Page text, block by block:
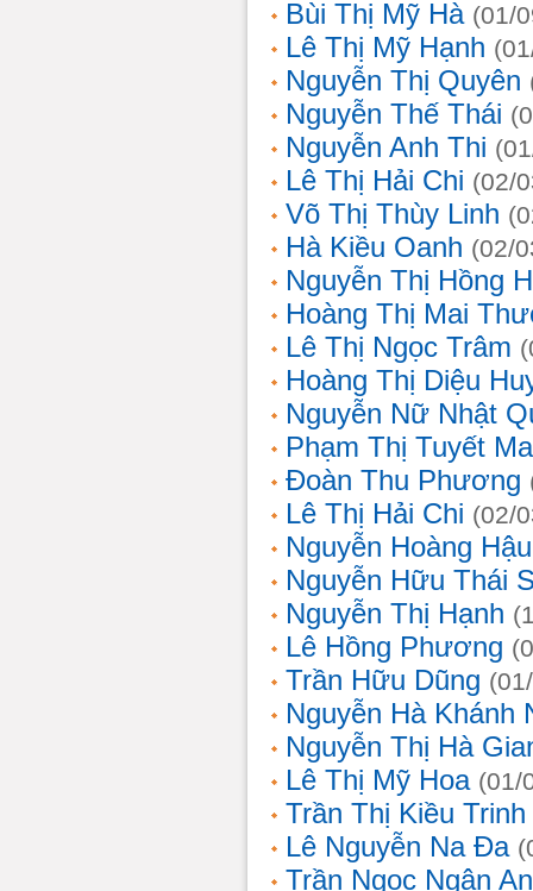
Bùi Thị Mỹ Hà (01/
Lê Thị Mỹ Hạnh
Nguyễn Thị Quyên
Nguyễn Thế Thái
Nguyễn Anh Thi
Lê Thị Hải Chi (02/
Võ Thị Thùy Linh
Hà Kiều Oanh (02/
Nguyễn Thị Hồng
Hoàng Thị Mai
Lê Thị Ngọc Trâm
Hoàng Thị Diệu
Nguyễn Nữ Nhật
Phạm Thị Tuyết
Đoàn Thu Phương
Lê Thị Hải Chi (02/
Nguyễn Hoàng Hậu
Nguyễn Hữu Thái
Nguyễn Thị Hạnh
Lê Hồng Phương
Trần Hữu Dũng
Nguyễn Hà Khánh
Nguyễn Thị Hà
Lê Thị Mỹ Hoa (01/
Trần Thị Kiều Trinh
Lê Nguyễn Na Đa
Trần Ngọc Ngân